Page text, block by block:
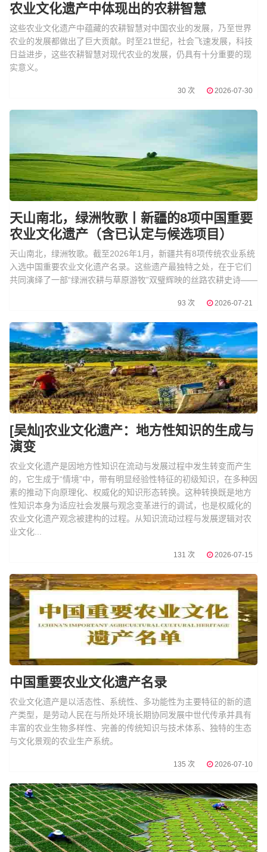
农业文化遗产中体现出的农耕智慧
这些农业文化遗产中蕴藏的农耕智慧对中国农业的发展，乃至世界
农业的发展都做出了巨大贡献。时至21世纪，社会飞速发展，科技
日益进步，这些农耕智慧对现代农业的发展，仍具有十分重要的现
实意义。
30 次 2026-07-30
天山南北，绿洲牧歌丨新疆的8项中国重要
农业文化遗产（含已认定与候选项目）
天山南北，绿洲牧歌。截至2026年1月，新疆共有8项传统农业系统
入选中国重要农业文化遗产名录。这些遗产最独特之处，在于它们
共同演绎了一部“绿洲农耕与草原游牧”双璧辉映的丝路农耕史诗——
93 次 2026-07-21
[吴灿]农业文化遗产：地方性知识的生成与
演变
农业文化遗产是因地方性知识在流动与发展过程中发生转变而产生
的，它生成于“情境”中，带有明显经验性特征的初级知识，在多种因
素的推动下向原理化、权威化的知识形态转换。这种转换既是地方
性知识本身为适应社会发展与观念变革进行的调试，也是权威化的
农业文化遗产观念被建构的过程。从知识流动过程与发展逻辑对农
业文化...
131 次 2026-07-15
中国重要农业文化遗产名录
农业文化遗产是以活态性、系统性、多功能性为主要特征的新的遗
产类型，是劳动人民在与所处环境长期协同发展中世代传承并具有
丰富的农业生物多样性、完善的传统知识与技术体系、独特的生态
与文化景观的农业生产系统。
135 次 2026-07-10